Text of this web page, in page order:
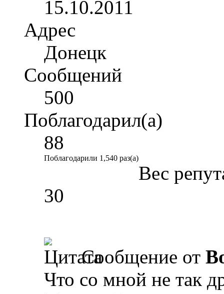
15.10.2011
Адрес
Донецк
Сообщений
500
Поблагодарил(а)
88
Поблагодарили 1,540 раз(а)
Вес
30
Сообщение от
Что со мной не так